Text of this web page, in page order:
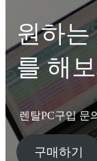
원하는
를 해
렌탈PC구입 문
구매하기